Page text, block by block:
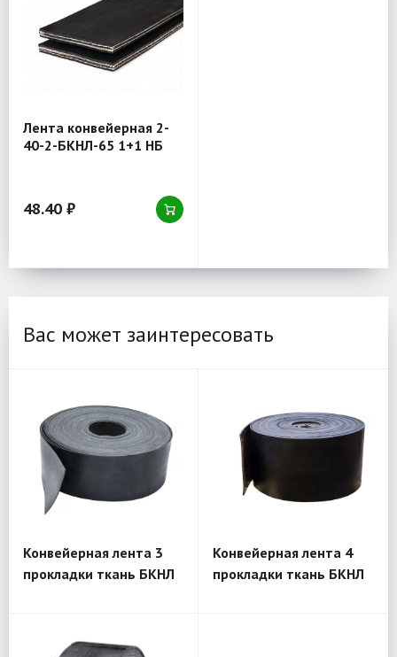
Лента конвейерная 2-
40-2-БКНЛ-65 1+1 НБ
48.40 ₽
Вас может заинтересовать
Конвейерная лента 3
прокладки ткань БКНЛ
Конвейерная лента 4
прокладки ткань БКНЛ